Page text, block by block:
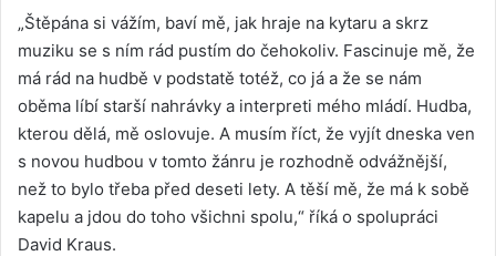
„Štěpána si vážím, baví mě, jak hraje na kytaru a skrz
muziku se s ním rád pustím do čehokoliv. Fascinuje mě, že
má rád na hudbě v podstatě totéž, co já a že se nám
oběma líbí starší nahrávky a interpreti mého mládí. Hudba,
kterou dělá, mě oslovuje. A musím říct, že vyjít dneska ven
s novou hudbou v tomto žánru je rozhodně odvážnější,
než to bylo třeba před deseti lety. A těší mě, že má k sobě
kapelu a jdou do toho všichni spolu,“ říká o spolupráci
David Kraus.